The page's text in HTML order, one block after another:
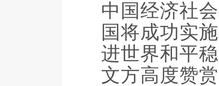
中国经济社
国将成功实
进世界和平
文方高度赞